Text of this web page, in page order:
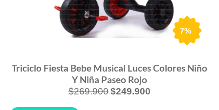
7%
Triciclo Fiesta Bebe Musical Luces Colores Niño
Y Niña Paseo Rojo
$269.900$249.900